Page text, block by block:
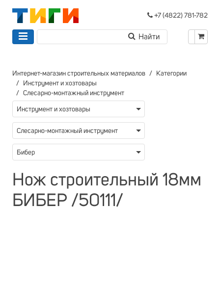
+7 (4822) 781-782
Интернет-магазин строительных материалов
Категории
Инструмент и хозтовары
Слесарно-монтажный инструмент
Инструмент и хозтовары
Слесарно-монтажный инструмент
Бибер
Нож строительный 18мм
БИБЕР /50111/